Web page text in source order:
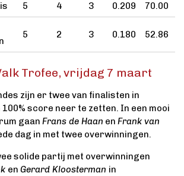
5 4 3 0.209 70.00
5 2 3 0.180 52.86
Trofee, vrijdag 7 maart
zijn er twee van finalisten in
score neer te zetten. In een mooi
gaan Frans de Haan en Frank van
dag in met twee overwinningen.
solide partij met overwinningen
en Gerard Kloosterman in